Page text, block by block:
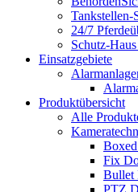
Tankstellen-
24/7
Schutz-
Einsatzgebiete
Produktübersicht
Alle
Fix
Bullet
PTZ